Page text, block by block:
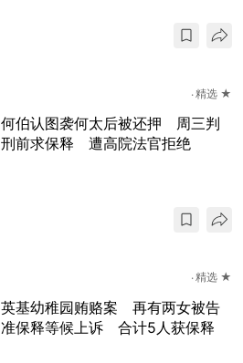
精选 ★
何伯认图袭何太后被还押 周三判
刑前求保释 遭高院法官拒绝
精选 ★
英基幼稚园贿赂案 再有两女被告
准保释等候上诉 合计5人获保释